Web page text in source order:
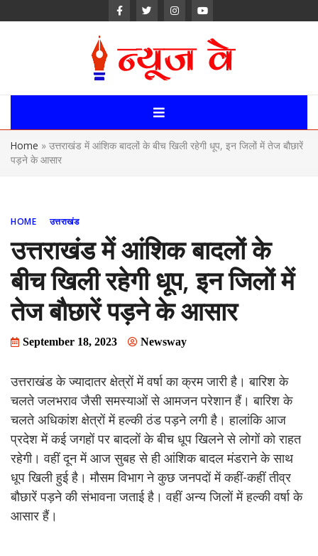
News Way:
Uttarakhand,
Uttar Pardesh,
Portal
Home » उत्तराखंड में आंशिक बादलों के बीच खिली रहेगी धूप, इन जिलों में तेज बौछारें
पड़ने के आसार
HOME उत्तराखंड
उत्तराखंड में आंशिक बादलों के
बीच खिली रहेगी धूप, इन जिलों में
तेज बौछारें पड़ने के आसार
September 18, 2023 Newsway
उत्तराखंड के ज्यादातर क्षेत्रों में वर्षा का क्रम जारी है। बारिश के
चलते जलभराव जैसी समस्याओं से आमजन परेशान हैं। बारिश के
चलते अधिकांश क्षेत्रों में हल्की ठंड पड़ने लगी है। हालांकि आज
प्रदेश में कई जगहों पर बादलों के बीच धूप खिलने से लोगों को राहत
रहेगी। वहीं दून में आज सुबह से ही आंशिक बादल मंडराने के साथ
धूप खिली हुई है। मौसम विभाग ने कुछ जनपदों में कहीं-कहीं तीव्र
बौछारें पड़ने की संभावना जताई है। वहीं अन्य जिलों में हल्की वर्षा के
आसार हैं।